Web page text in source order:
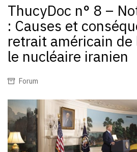
ThucyDoc n° 8 –
: Causes et
retrait américain de
le nucléaire iranien
Forum